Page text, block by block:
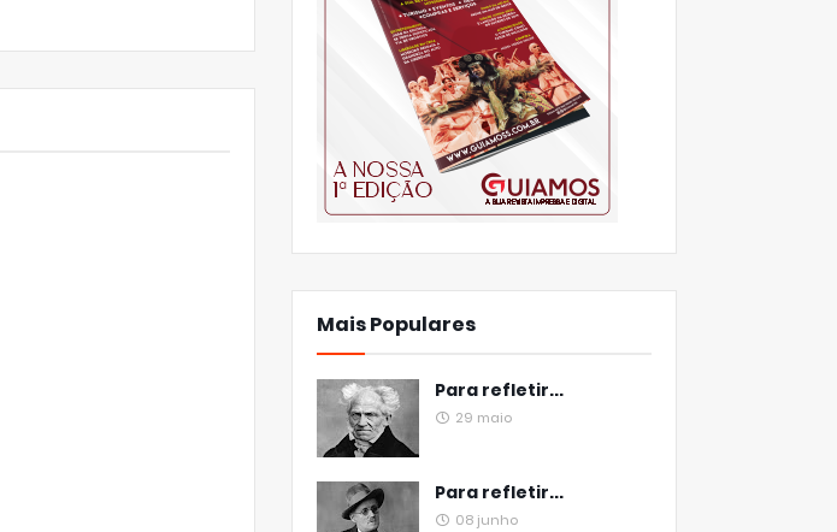
Mais Populares
Para refletir...
29 maio
Para refletir...
08 junho